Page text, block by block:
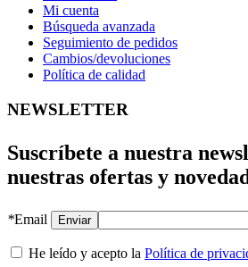
Mi cuenta
Búsqueda avanzada
Seguimiento de pedidos
Cambios/devoluciones
Política de calidad
NEWSLETTER
Suscríbete a nuestra
nuestras ofertas y
*Email Enviar
He leído y acepto la Política de